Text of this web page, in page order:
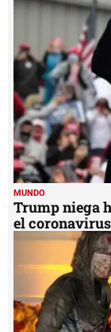
59
MUNDO
Trump niega
el coronavirus